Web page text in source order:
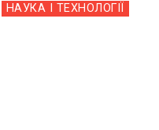
НАУКА І ТЕХНОЛОГІЇ